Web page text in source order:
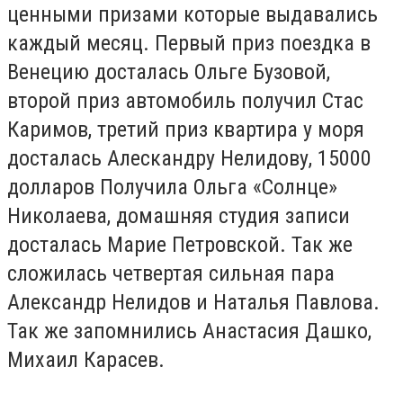
ценными призами которые выдавались
каждый месяц. Первый приз поездка в
Венецию досталась Ольге Бузовой,
второй приз автомобиль получил Стас
Каримов, третий приз квартира у моря
досталась Алескандру Нелидову, 15000
долларов Получила Ольга «Солнце»
Николаева, домашняя студия записи
досталась Марие Петровской. Так же
сложилась четвертая сильная пара
Александр Нелидов и Наталья Павлова.
Так же запомнились Анастасия Дашко,
Михаил Карасев.